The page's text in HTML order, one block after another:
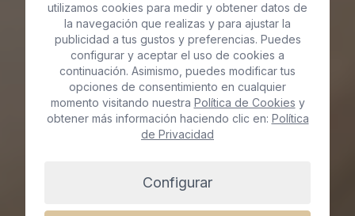
Labioplastia Vaginal
en Gran Canaria
Reserva cita ya
utilizamos cookies para medir y obtener datos de
la navegación que realizas y para ajustar la
publicidad a tus gustos y preferencias. Puedes
configurar y aceptar el uso de cookies a
continuación. Asimismo, puedes modificar tus
opciones de consentimiento en cualquier
momento visitando nuestra Política de Cookies y
obtener más información haciendo clic en: Política
de Privacidad
Configurar